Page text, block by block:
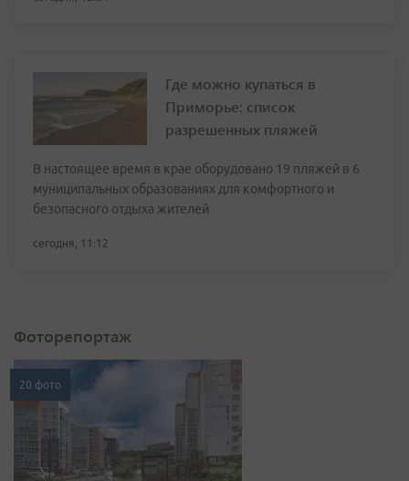
Где можно купаться в
Приморье: список
разрешенных пляжей
В настоящее время в крае оборудовано 19 пляжей в 6
муниципальных образованиях для комфортного и
безопасного отдыха жителей
сегодня, 11:12
Фоторепортаж
20 фото